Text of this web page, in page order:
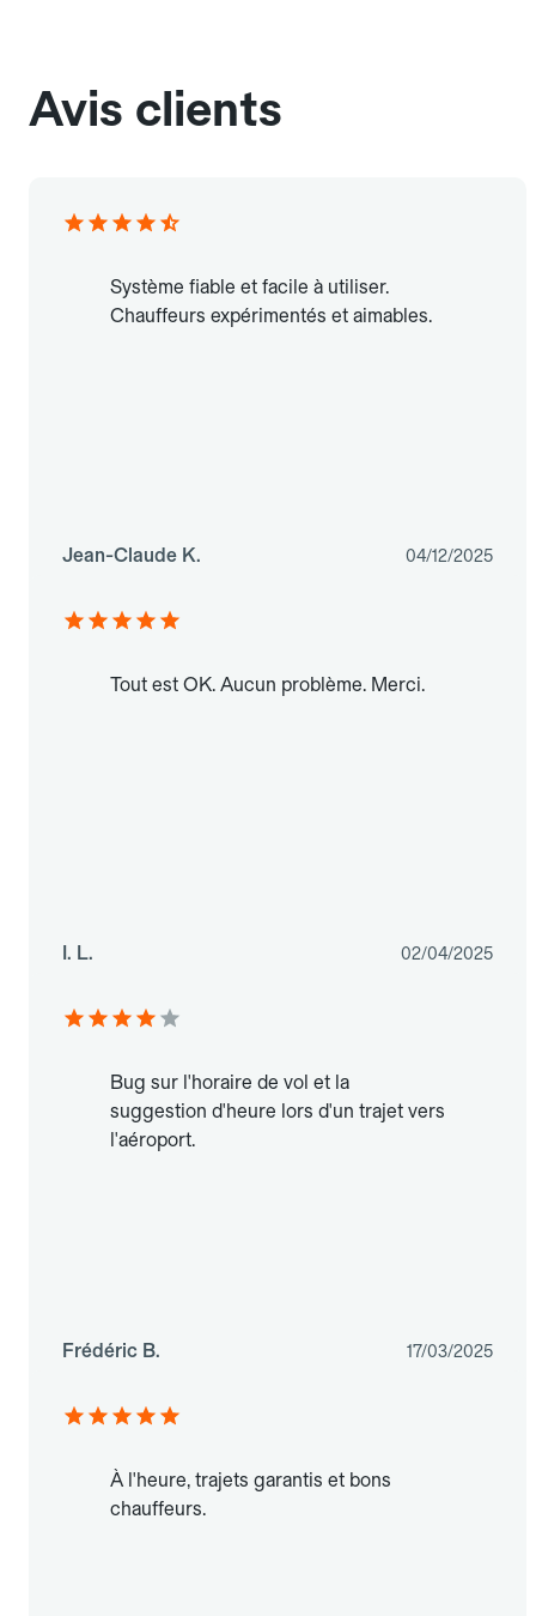
Avis clients
Système fiable et facile à utiliser.
Chauffeurs expérimentés et aimables.
Jean-Claude K. 04/12/2025
Tout est OK. Aucun problème. Merci.
I. L. 02/04/2025
Bug sur l'horaire de vol et la
suggestion d'heure lors d'un trajet vers
l'aéroport.
Frédéric B. 17/03/2025
À l'heure, trajets garantis et bons
chauffeurs.